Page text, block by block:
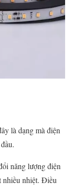
là dạng mà điện
năng lượng điện
nhiều nhiệt. Điều